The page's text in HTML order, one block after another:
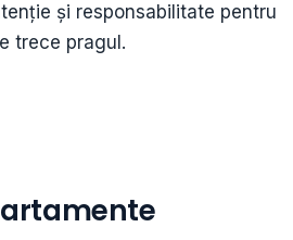
toate în cadrul aceleiași
și responsabilitate pentru
trece pragul.